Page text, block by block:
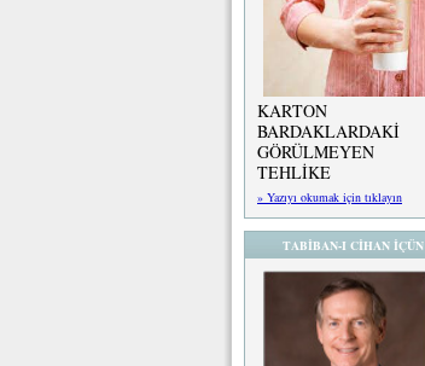
KARTON
BARDAKLARDAKİ
GÖRÜLMEYEN
TEHLİKE
» Yazıyı okumak için tıklayın
TABİBAN-I CİHAN İÇÜN